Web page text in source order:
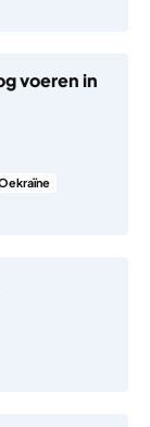
voeren in